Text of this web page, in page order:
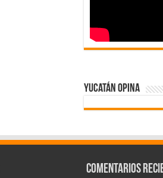
Yucatán Opina
Comentarios